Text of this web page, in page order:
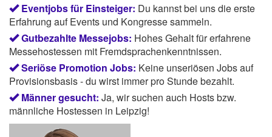
Eventjobs für Einsteiger: Du kannst bei uns die erste
Erfahrung auf Events und Kongresse sammeln.
Gutbezahlte Messejobs: Hohes Gehalt für erfahrene
Messehostessen mit Fremdsprachenkenntnissen.
Seriöse Promotion Jobs: Keine unseriösen Jobs auf
Provisionsbasis - du wirst immer pro Stunde bezahlt.
Männer gesucht: Ja, wir suchen auch Hosts bzw.
männliche Hostessen in Leipzig!